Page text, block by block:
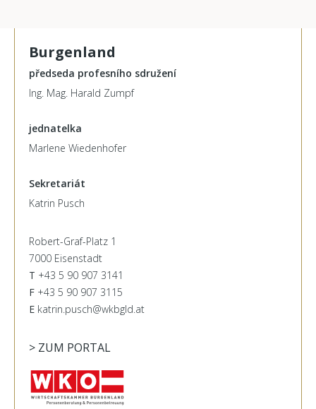
Burgenland
předseda profesního sdružení
Ing. Mag. Harald Zumpf
jednatelka
Marlene Wiedenhofer
Sekretariát
Katrin Pusch
Robert-Graf-Platz 1
7000 Eisenstadt
T +43 5 90 907 3141
F +43 5 90 907 3115
E katrin.pusch@wkbgld.at
> ZUM PORTAL